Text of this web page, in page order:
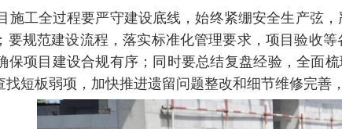
工全过程要严守建设底线，始终紧绷安全生产弦
要规范建设流程，落实标准化管理要求，项目验收
保项目建设合规有序；同时要总结复盘经验，全面
短板弱项，加快推进遗留问题整改和细节维修完善